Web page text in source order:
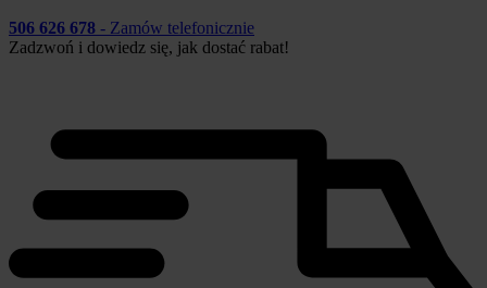
506 626 678 - Zamów telefonicznie
Zadzwoń i dowiedz się, jak dostać rabat!